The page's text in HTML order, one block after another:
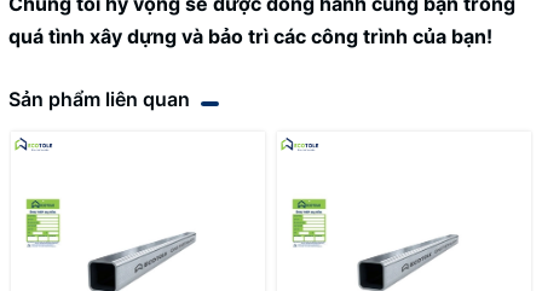
quá tình xây dựng và bảo trì các công trình của bạn!
Sản phẩm liên quan